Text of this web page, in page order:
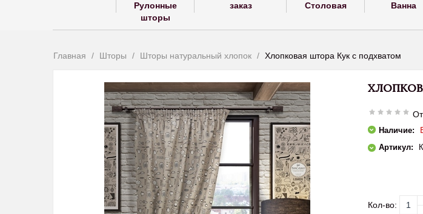
Рулонные
шторы
заказ
Столовая
Ванна
Главная Шторы Шторы натуральный хлопок Хлопковая штора Кук с подхватом
Наличие:
Артикул:
Кол-во: